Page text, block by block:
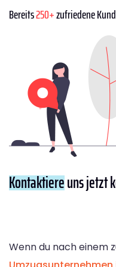
Bereits250+zufriedene
Kontaktiereuns jetzt
Wenn du nach einem